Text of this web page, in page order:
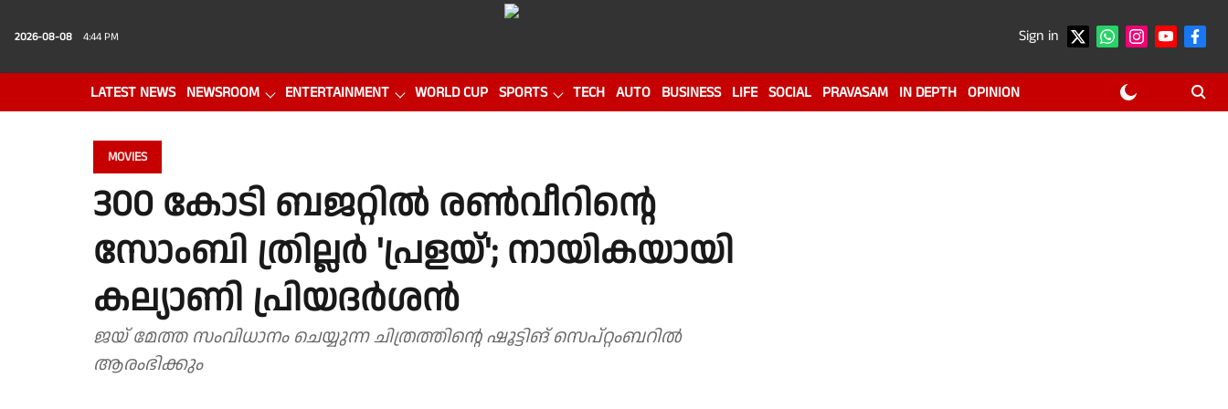
2026-08-08 4:44 PM Sign in
LATEST NEWS NEWSROOM ENTERTAINMENT WORLD CUP SPORTS TECH AUTO BUSINESS LIFE SOCIAL PRAVASAM IN DEPTH OPINION
MOVIES
300 കോടി ബജറ്റിൽ രൺവീറിന്റെ
സോംബി ത്രില്ലർ 'പ്രളയ്'; നായികയായി
കല്യാണി പ്രിയദർശൻ
ജയ് മേത്ത സംവിധാനം ചെയ്യുന്ന ചിത്രത്തിന്റെ ഷൂട്ടിങ് സെപ്റ്റംബറിൽ
ആരംഭിക്കും